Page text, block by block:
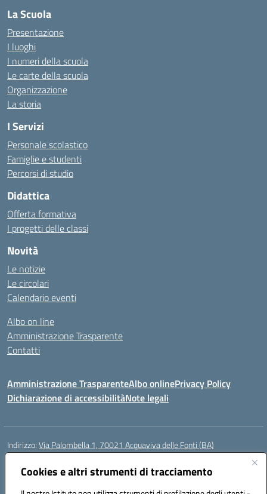
Cookies e altri strumenti di tracciamento
La Scuola
Presentazione
I luoghi
I numeri della scuola
Le carte della scuola
Organizzazione
La storia
I Servizi
Personale scolastico
Famiglie e studenti
Percorsi di studio
Didattica
Offerta formativa
I progetti delle classi
Novità
Le notizie
Le circolari
Calendario eventi
Albo on line
Amministrazione Trasparente
Contatti
Amministrazione TrasparenteAlbo onlinePrivacy Policy
Dichiarazione di accessibilitàNote legali
Indirizzo:Via Palombella 1, 70021 Acquaviva delle Fonti (BA)
Centralino:
Posta elettronica certificata (PEC):baic89400e@pec.istruzione.it